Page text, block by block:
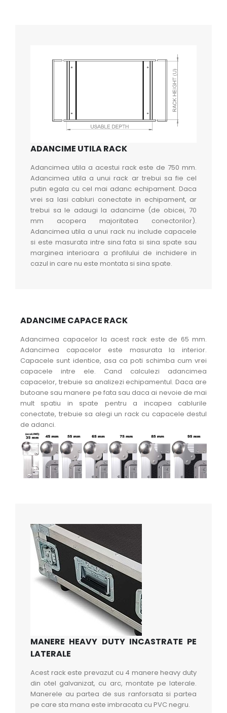
ADANCIME UTILA RACK
Adancimea utila a acestui rack este de 750 mm.
Adancimea utila a unui rack ar trebui sa fie cel
putin egala cu cel mai adanc echipament. Daca
vrei sa lasi cabluri conectate in echipament, ar
trebui sa le adaugi la adancime (de obicei, 70
mm acopera majoritatea conectorilor).
Adancimea utila a unui rack nu include capacele
si este masurata intre sina fata si sina spate sau
marginea interioara a profilului de inchidere in
cazul in care nu este montata si sina spate.
ADANCIME CAPACE RACK
Adancimea capacelor la acest rack este de 65 mm.
Adancimea capacelor este masurata la interior.
Capacele sunt identice, asa ca poti schimba cum vrei
capacele intre ele. Cand calculezi adancimea
capacelor, trebuie sa analizezi echipamentul. Daca are
butoane sau manere pe fata sau daca ai nevoie de mai
mult spatiu in spate pentru a incapea cablurile
conectate, trebuie sa alegi un rack cu capacele destul
de adanci.
MANERE HEAVY DUTY INCASTRATE PE
LATERALE
Acest rack este prevazut cu 4 manere heavy duty
din otel galvanizat, cu arc, montate pe laterale.
Manerele au partea de sus ranforsata si partea
pe care sta mana este imbracata cu PVC negru.